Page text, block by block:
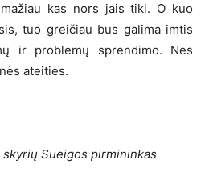
kas nors jais tiki. O kuo
tuo greičiau bus galima imtis
ir problemų sprendimo. Nes
ateities.
Sueigos pirmininkas